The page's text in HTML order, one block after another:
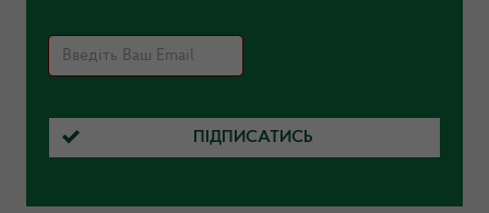
ПІДПИСАТИСЬ